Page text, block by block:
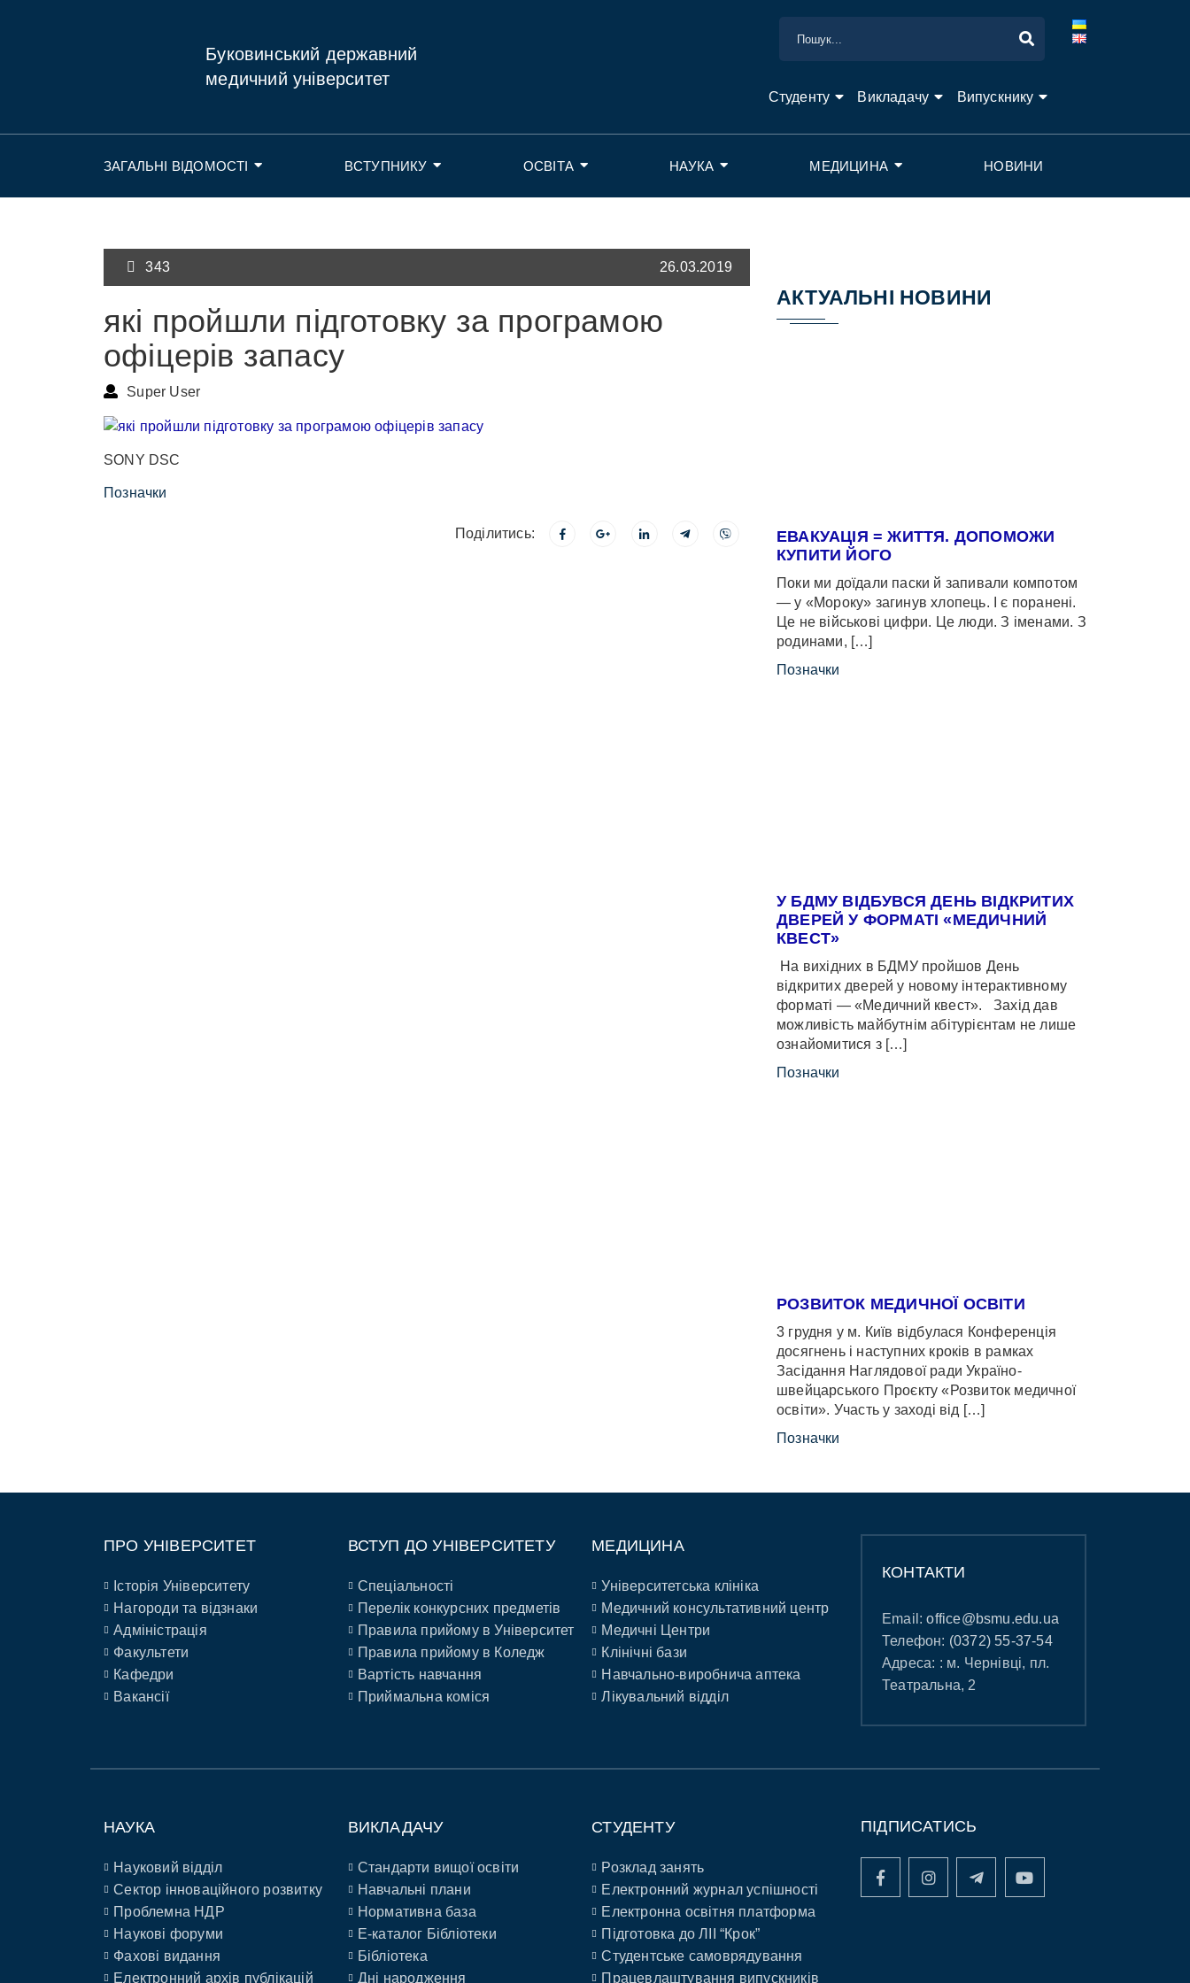
Буковинський державний
медичний університет
Студенту Викладачу Випускнику
ЗАГАЛЬНІ ВІДОМОСТІ ВСТУПНИКУ ОСВІТА НАУКА МЕДИЦИНА НОВИНИ
343 26.03.2019
які пройшли підготовку за програмою
офіцерів запасу
Super User
SONY DSC
Позначки
Поділитись:
АКТУАЛЬНІ НОВИНИ
ЕВАКУАЦІЯ = ЖИТТЯ. ДОПОМОЖИ
КУПИТИ ЙОГО
Поки ми доїдали паски й запивали компотом
— у «Мороку» загинув хлопець. І є поранені.
Це не військові цифри. Це люди. З іменами. З
родинами, […]
Позначки
У БДМУ ВІДБУВСЯ ДЕНЬ ВІДКРИТИХ
ДВЕРЕЙ У ФОРМАТІ «МЕДИЧНИЙ
КВЕСТ»
На вихідних в БДМУ пройшов День
відкритих дверей у новому інтерактивному
форматі — «Медичний квест». Захід дав
можливість майбутнім абітурієнтам не лише
ознайомитися з […]
Позначки
РОЗВИТОК МЕДИЧНОЇ ОСВІТИ
3 грудня у м. Київ відбулася Конференція
досягнень і наступних кроків в рамках
Засідання Наглядової ради Україно-
швейцарського Проєкту «Розвиток медичної
освіти». Участь у заході від […]
Позначки
ПРО УНІВЕРСИТЕТ
Історія Університету
Нагороди та відзнаки
Адміністрація
Факультети
Кафедри
Вакансії
ВСТУП ДО УНІВЕРСИТЕТУ
Спеціальності
Перелік конкурсних предметів
Правила прийому в Університет
Правила прийому в Коледж
Вартість навчання
Приймальна коміся
МЕДИЦИНА
Університетська клініка
Медичний консультативний центр
Медичні Центри
Клінічні бази
Навчально-виробнича аптека
Лікувальний відділ
КОНТАКТИ
Email:office@bsmu.edu.ua
Телефон: (0372) 55-37-54
Адреса: : м. Чернівці, пл.
Театральна, 2
НАУКА
Науковий відділ
Сектор інноваційного розвитку
Проблемна НДР
Наукові форуми
Фахові видання
Електронний архів публікацій
ВИКЛАДАЧУ
Стандарти вищої освіти
Навчальні плани
Нормативна база
E-каталог Бібліотеки
Бібліотека
Дні народження
СТУДЕНТУ
Розклад занять
Електронний журнал успішності
Електронна освітня платформа
Підготовка до ЛІІ “Крок”
Студентське самоврядування
Працевлаштування випускників
ПІДПИСАТИСЬ